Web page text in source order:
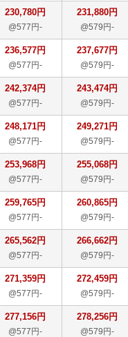
230,780円
@577円-
231,880円
@579円-
236,577円
@577円-
237,677円
@579円-
242,374円
@577円-
243,474円
@579円-
248,171円
@577円-
249,271円
@579円-
253,968円
@577円-
255,068円
@579円-
259,765円
@577円-
260,865円
@579円-
265,562円
@577円-
266,662円
@579円-
271,359円
@577円-
272,459円
@579円-
277,156円
@577円-
278,256円
@579円-